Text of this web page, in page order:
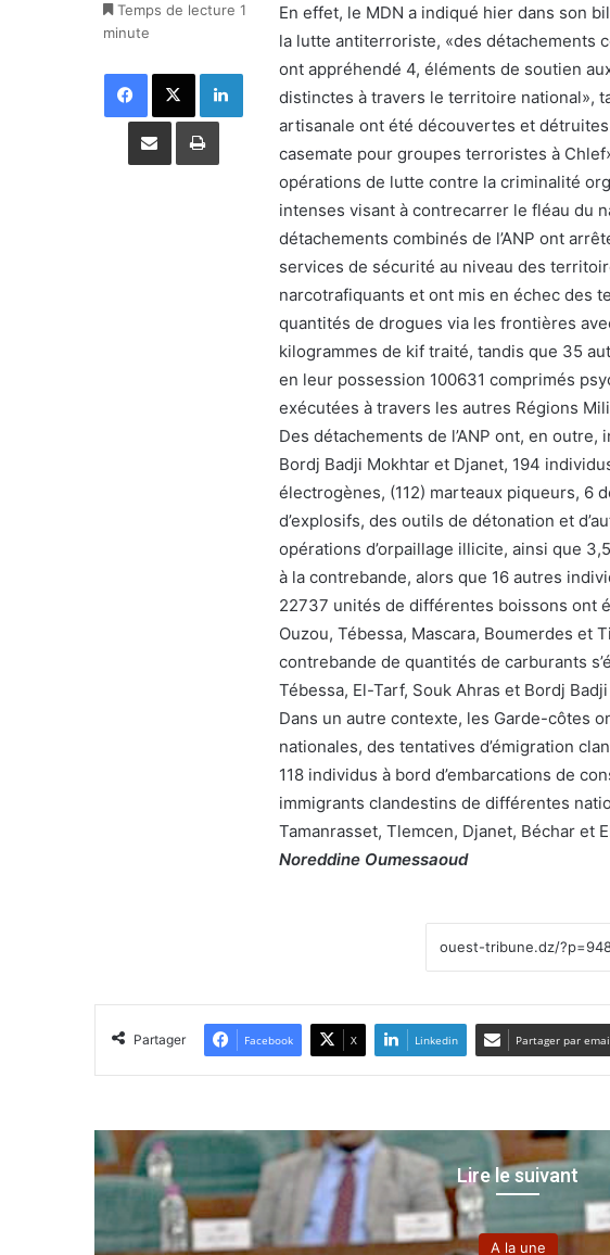
En effet, le MDN a indiqué hier dans son
la lutte antiterroriste, «des détachements
ont appréhendé 4, éléments de soutien
distinctes à travers le territoire national»,
artisanale ont été découvertes et détruites
casemate pour groupes terroristes à
opérations de lutte contre la criminalité
intenses visant à contrecarrer le fléau du
détachements combinés de l’ANP ont
services de sécurité au niveau des
narcotrafiquants et ont mis en échec des
quantités de drogues via les frontières
kilogrammes de kif traité, tandis que 35
en leur possession 100631 comprimés
exécutées à travers les autres Régions
Des détachements de l’ANP ont, en
Bordj Badji Mokhtar et Djanet, 194
électrogènes, (112) marteaux piqueurs, 6
d’explosifs, des outils de détonation et
opérations d’orpaillage illicite, ainsi que
à la contrebande, alors que 16 autres
22737 unités de différentes boissons ont
Ouzou, Tébessa, Mascara, Boumerdes et
contrebande de quantités de carburants
Tébessa, El-Tarf, Souk Ahras et Bordj
Dans un autre contexte, les Garde-côtes
nationales, des tentatives d’émigration
118 individus à bord d’embarcations de
immigrants clandestins de différentes
Tamanrasset, Tlemcen, Djanet, Béchar et
Noreddine Oumessaoud
Temps de lecture 1
minute
Facebook X Linkedin
Partager par email Imprimer
Partager Facebook X Linkedin Partager par
Lire le suivant
A la une